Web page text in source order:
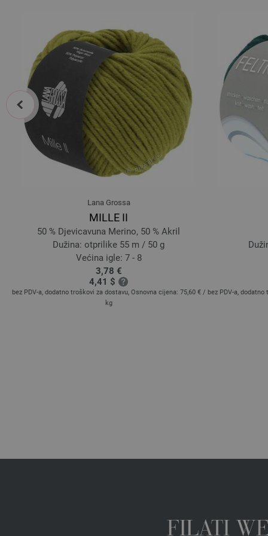
Lana Grossa
MILLE II
50 % Djevicavuna Merino, 50 % Akril
Dužina: otprilike 55 m / 50 g
Većina igle: 7 - 8
3,78 €
4,41 $
bez PDV-a, dodatno troškovi za dostavu, Osnovna cijena: 75,60 € /
kg
bez PDV-a,
prev
FILATI